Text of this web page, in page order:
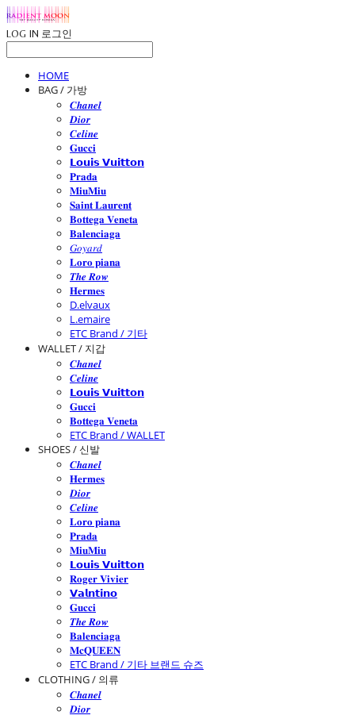
LOG IN 로그인
HOME
BAG / 가방
𝑪𝒉𝒂𝒏𝒆𝒍
𝑫𝒊𝒐𝒓
𝑪𝒆𝒍𝒊𝒏𝒆
𝐆𝐮𝐜𝐜𝐢
𝗟𝗼𝘂𝗶𝘀 𝗩𝘂𝗶𝘁𝘁𝗼𝗻
𝐏𝐫𝐚𝐝𝐚
𝐌𝐢𝐮𝐌𝐢𝐮
𝐒𝐚𝐢𝐧𝐭 𝐋𝐚𝐮𝐫𝐞𝐧𝐭
𝐁𝐨𝐭𝐭𝐞𝐠𝐚 𝐕𝐞𝐧𝐞𝐭𝐚
𝐁𝐚𝐥𝐞𝐧𝐜𝐢𝐚𝐠𝐚
𝐺𝑜𝑦𝑎𝑟𝑑
𝐋𝐨𝐫𝐨 𝐩𝐢𝐚𝐧𝐚
𝑻𝒉𝒆 𝑹𝒐𝒘
𝐇𝐞𝐫𝐦𝐞𝐬
D.elvaux
L.emaire
ETC Brand / 기타
WALLET / 지갑
𝑪𝒉𝒂𝒏𝒆𝒍
𝑪𝒆𝒍𝒊𝒏𝒆
𝗟𝗼𝘂𝗶𝘀 𝗩𝘂𝗶𝘁𝘁𝗼𝗻
𝐆𝐮𝐜𝐜𝐢
𝐁𝐨𝐭𝐭𝐞𝐠𝐚 𝐕𝐞𝐧𝐞𝐭𝐚
ETC Brand / WALLET
SHOES / 신발
𝑪𝒉𝒂𝒏𝒆𝒍
𝐇𝐞𝐫𝐦𝐞𝐬
𝑫𝒊𝒐𝒓
𝑪𝒆𝒍𝒊𝒏𝒆
𝐋𝐨𝐫𝐨 𝐩𝐢𝐚𝐧𝐚
𝐏𝐫𝐚𝐝𝐚
𝐌𝐢𝐮𝐌𝐢𝐮
𝗟𝗼𝘂𝗶𝘀 𝗩𝘂𝗶𝘁𝘁𝗼𝗻
𝐑𝐨𝐠𝐞𝐫 𝐕𝐢𝐯𝐢𝐞𝐫
𝗩𝗮𝗹𝗻𝘁𝗶𝗻𝗼
𝐆𝐮𝐜𝐜𝐢
𝑻𝒉𝒆 𝑹𝒐𝒘
𝐁𝐚𝐥𝐞𝐧𝐜𝐢𝐚𝐠𝐚
𝐌𝐜𝐐𝐔𝐄𝐄𝐍
ETC Brand / 기타 브랜드 슈즈
CLOTHING / 의류
𝑪𝒉𝒂𝒏𝒆𝒍
𝑫𝒊𝒐𝒓